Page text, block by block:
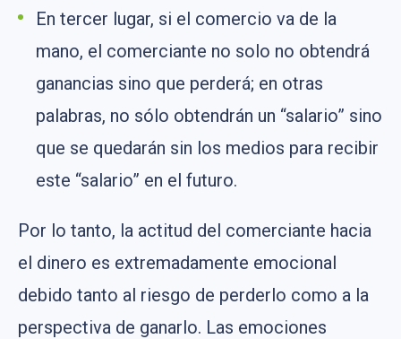
En tercer lugar, si el comercio va de la
mano, el comerciante no solo no obtendrá
ganancias sino que perderá; en otras
palabras, no sólo obtendrán un “salario” sino
que se quedarán sin los medios para recibir
este “salario” en el futuro.
Por lo tanto, la actitud del comerciante hacia
el dinero es extremadamente emocional
debido tanto al riesgo de perderlo como a la
perspectiva de ganarlo. Las emociones